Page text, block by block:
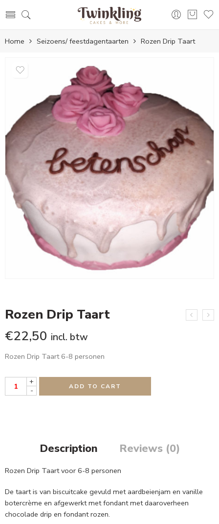
Home Seizoens/ feestdagentaarten Rozen Drip Taart
Rozen Drip Taart
€22,50 incl. btw
Rozen Drip Taart 6-8 personen
+
-
ADD TO CART
Description Reviews (0)
Rozen Drip Taart voor 6-8 personen
De taart is van biscuitcake gevuld met aardbeienjam en vanille
botercrème en afgewerkt met fondant met daaroverheen
chocolade drip en fondant rozen.